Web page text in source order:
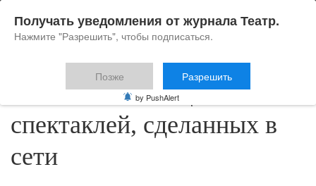
Есть контакт: еще пять
спектаклей, сделанных в
сети
Получать уведомления от журнала Театр.
Нажмите "Разрешить", чтобы подписаться.
Позже Разрешить
by PushAlert